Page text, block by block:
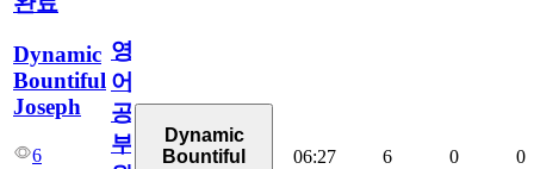
Dynamic
Bountiful
Joseph
6
영
어
공
부
Dynamic
Bountiful
06:27 6 0 0